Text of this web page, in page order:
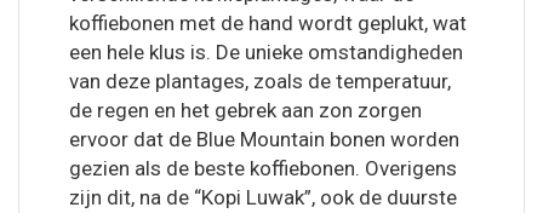
koffiebonen met de hand wordt geplukt, wat
een hele klus is. De unieke omstandigheden
van deze plantages, zoals de temperatuur,
de regen en het gebrek aan zon zorgen
ervoor dat de Blue Mountain bonen worden
gezien als de beste koffiebonen. Overigens
zijn dit, na de “Kopi Luwak”, ook de duurste